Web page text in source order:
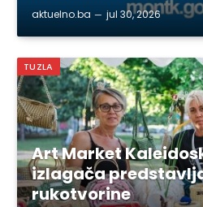
aktuelno.ba jul 30, 2026
TUZLA
Art Market
izlagača
rukotvorine